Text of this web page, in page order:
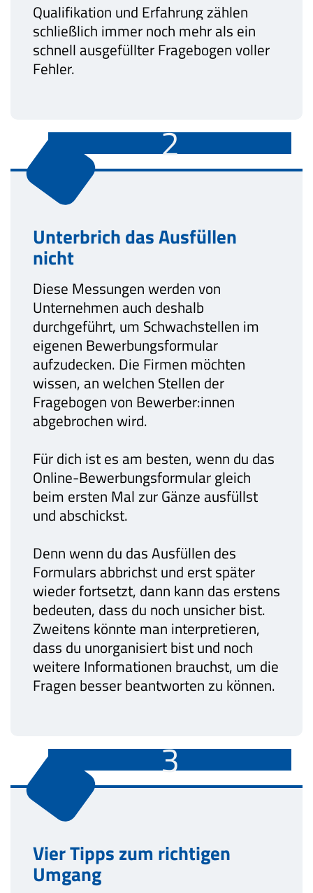
Qualifikation und Erfahrung zählen
schließlich immer noch mehr als ein
schnell ausgefüllter Fragebogen voller
Fehler.
2
Unterbrich das Ausfüllen
nicht
Diese Messungen werden von
Unternehmen auch deshalb
durchgeführt, um Schwachstellen im
eigenen Bewerbungsformular
aufzudecken. Die Firmen möchten
wissen, an welchen Stellen der
Fragebogen von Bewerber:innen
abgebrochen wird.
Für dich ist es am besten, wenn du das
Online-Bewerbungsformular gleich
beim ersten Mal zur Gänze ausfüllst
und abschickst.
Denn wenn du das Ausfüllen des
Formulars abbrichst und erst später
wieder fortsetzt, dann kann das erstens
bedeuten, dass du noch unsicher bist.
Zweitens könnte man interpretieren,
dass du unorganisiert bist und noch
weitere Informationen brauchst, um die
Fragen besser beantworten zu können.
3
Vier Tipps zum richtigen
Umgang